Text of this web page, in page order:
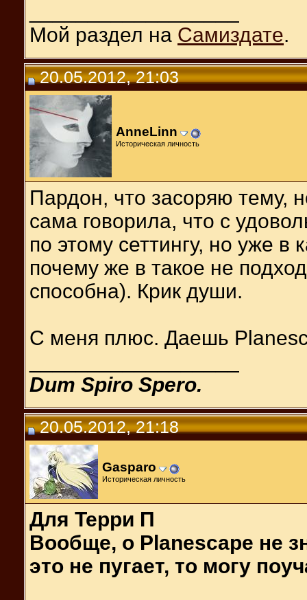
Мой раздел на Самиздате.
20.05.2012, 21:03
AnneLinn
Историческая личность
Пардон, что засоряю тему,
сама говорила, что с
по этому сеттингу, но уже
почему же в такое не
способна). Крик души.
С меня плюс. Даешь
Dum Spiro Spero.
20.05.2012, 21:18
Gasparo
Историческая личность
Для Терри П
Вообще, о Planescape не
это не пугает, то могу